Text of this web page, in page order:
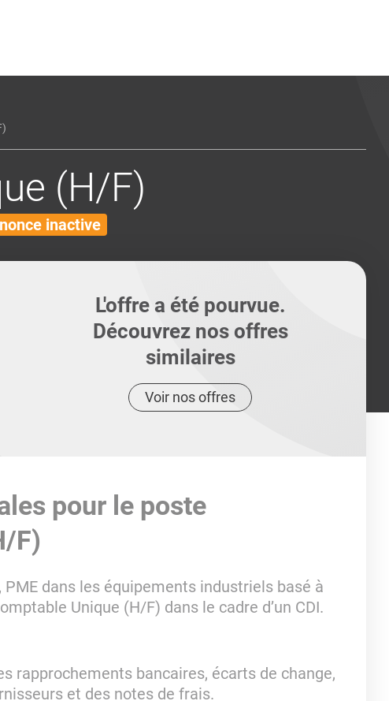
(H/F)
inactive
L'offre a été pourvue.
Découvrez nos offres
similaires
Voir nos offres
pour le poste
F)
dans les équipements industriels basé à
Unique (H/F) dans le cadre d’un CDI.
rapprochements bancaires, écarts de change,
et des notes de frais.